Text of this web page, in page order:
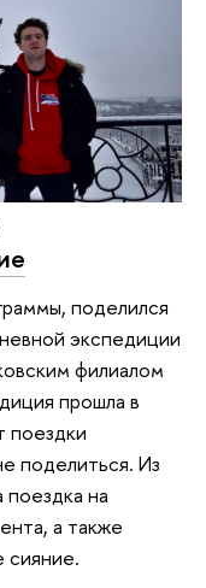
поделился
экспедиции
филиалом
прошла в
поездки
поделиться. Из
поездка на
а также
сияние.